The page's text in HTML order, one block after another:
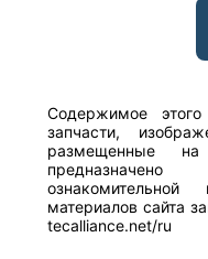
Содержимое
запчасти,
размещенные
материалов сайта
tecalliance.net/ru